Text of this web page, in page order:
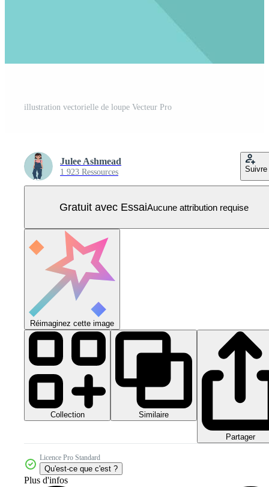
illustration vectorielle de loupe Vecteur Pro
Julee Ashmead
1 923 Ressources Suivre
Gratuit avec EssaiAucune attribution requise
Réimaginez cette image
Collection Similaire
Partager
Licence Pro Standard
Qu'est-ce que c'est ?
Plus d'infos